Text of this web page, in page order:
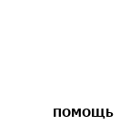
ПОМОЩЬ